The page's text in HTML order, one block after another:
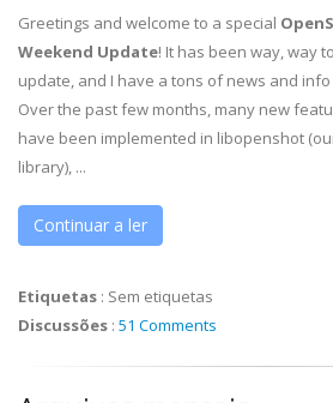
Greetings and welcome to a special
Weekend Update! It has been way, way
update, and I have a tons of news and
Over the past few months, many new
have been implemented in libopenshot
library), ...
Continuar a ler
Etiquetas : Sem etiquetas
Discussões : 51 Comments